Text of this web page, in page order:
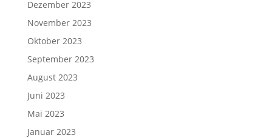
Dezember 2023
November 2023
Oktober 2023
September 2023
August 2023
Juni 2023
Mai 2023
Januar 2023